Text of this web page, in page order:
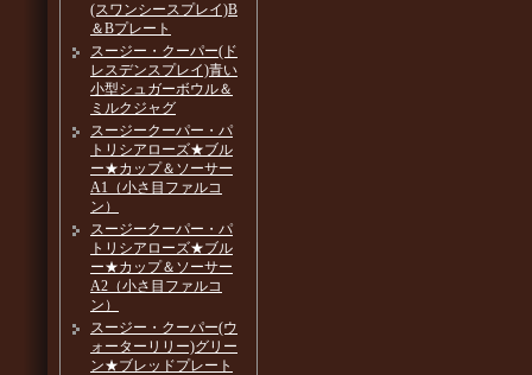
(スワンシースプレイ)B
＆Bプレート
スージー・クーパー(ド
レスデンスプレイ)青い
小型シュガーボウル＆
ミルクジャグ
スージークーパー・パ
トリシアローズ★ブル
ー★カップ＆ソーサー
A1（小さ目ファルコ
ン）
スージークーパー・パ
トリシアローズ★ブル
ー★カップ＆ソーサー
A2（小さ目ファルコ
ン）
スージー・クーパー(ウ
ォーターリリー)グリー
ン★ブレッドプレート